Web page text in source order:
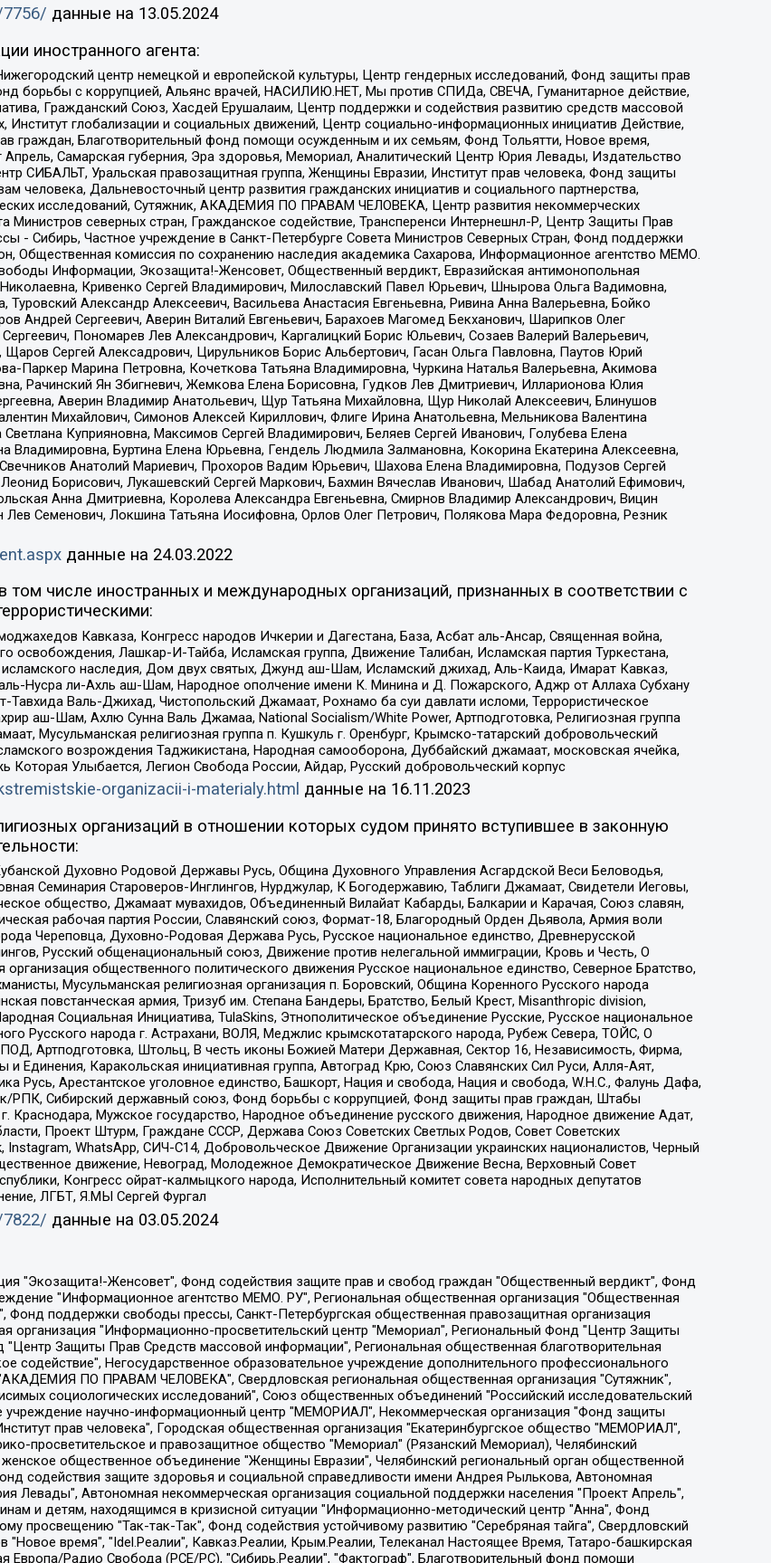
данные на 13.05.2024
иностранного агента:
центр немецкой и европейской культуры, Центр гендерных исследований, Фонд защиты прав
борьбы с коррупцией, Альянс врачей, НАСИЛИЮ.НЕТ, Мы против СПИДа, СВЕЧА, Гуманитарное действие,
Гражданский Союз, Хасдей Ерушалаим, Центр поддержки и содействия развитию средств массовой
глобализации и социальных движений, Центр социально-информационных инициатив Действие,
граждан, Благотворительный фонд помощи осужденным и их семьям, Фонд Тольятти, Новое время,
Апрель, Самарская губерния, Эра здоровья, Мемориал, Аналитический Центр Юрия Левады, Издательство
СИБАЛЬТ, Уральская правозащитная группа, Женщины Евразии, Институт прав человека, Фонд защиты
человека, Дальневосточный центр развития гражданских инициатив и социального партнерства,
исследований, Сутяжник, АКАДЕМИЯ ПО ПРАВАМ ЧЕЛОВЕКА, Центр развития некоммерческих
Министров северных стран, Гражданское содействие, Трансперенси Интернешнл-Р, Центр Защиты Прав
- Сибирь, Частное учреждение в Санкт-Петербурге Совета Министров Северных Стран, Фонд поддержки
Общественная комиссия по сохранению наследия академика Сахарова, Информационное агентство МЕМО.
Информации, Экозащита!-Женсовет, Общественный вердикт, Евразийская антимонопольная
Кривенко Сергей Владимирович, Милославский Павел Юрьевич, Шнырова Ольга Вадимовна,
Александр Алексеевич, Васильева Анастасия Евгеньевна, Ривина Анна Валерьевна, Бойко
Андрей Сергеевич, Аверин Виталий Евгеньевич, Барахоев Магомед Бекханович, Шарипков Олег
Пономарев Лев Александрович, Каргалицкий Борис Юльевич, Созаев Валерий Валерьевич,
Сергей Алексадрович, Цирульников Борис Альбертович, Гасан Ольга Павловна, Паутов Юрий
Паркер Марина Петровна, Кочеткова Татьяна Владимировна, Чуркина Наталья Валерьевна, Акимова
Рачинский Ян Збигневич, Жемкова Елена Борисовна, Гудков Лев Дмитриевич, Илларионова Юлия
Аверин Владимир Анатольевич, Щур Татьяна Михайловна, Щур Николай Алексеевич, Блинушов
Михайлович, Симонов Алексей Кириллович, Флиге Ирина Анатольевна, Мельникова Валентина
Куприяновна, Максимов Сергей Владимирович, Беляев Сергей Иванович, Голубева Елена
Владимировна, Буртина Елена Юрьевна, Гендель Людмила Залмановна, Кокорина Екатерина Алексеевна,
Анатолий Мариевич, Прохоров Вадим Юрьевич, Шахова Елена Владимировна, Подузов Сергей
Борисович, Лукашевский Сергей Маркович, Бахмин Вячеслав Иванович, Шабад Анатолий Ефимович,
Анна Дмитриевна, Королева Александра Евгеньевна, Смирнов Владимир Александрович, Вицин
Лев Семенович, Локшина Татьяна Иосифовна, Орлов Олег Петрович, Полякова Мара Федоровна, Резник
данные на 24.03.2022
числе иностранных и международных организаций, признанных в соответствии с
Кавказа, Конгресс народов Ичкерии и Дагестана, База, Асбат аль-Ансар, Священная война,
освобождения, Лашкар-И-Тайба, Исламская группа, Движение Талибан, Исламская партия Туркестана,
наследия, Дом двух святых, Джунд аш-Шам, Исламский джихад, Аль-Каида, Имарат Кавказ,
Нусра ли-Ахль аш-Шам, Народное ополчение имени К. Минина и Д. Пожарского, Аджр от Аллаха Субхану
Валь-Джихад, Чистопольский Джамаат, Рохнамо ба суи давлати исломи, Террористическое
аш-Шам, Ахлю Сунна Валь Джамаа, National Socialism/White Power, Артподготовка, Религиозная группа
Мусульманская религиозная группа п. Кушкуль г. Оренбург, Крымско-татарский добровольческий
возрождения Таджикистана, Народная самооборона, Дуббайский джамаат, московская ячейка,
Улыбается, Легион Свобода России, Айдар, Русский добровольческий корпус
organizacii-i-materialy.html данные на 16.11.2023
организаций в отношении которых судом принято вступившее в законную
Духовно Родовой Державы Русь, Община Духовного Управления Асгардской Веси Беловодья,
Семинария Староверов-Инглингов, Нурджулар, К Богодержавию, Таблиги Джамаат, Свидетели Иеговы,
общество, Джамаат мувахидов, Объединенный Вилайат Кабарды, Балкарии и Карачая, Союз славян,
рабочая партия России, Славянский союз, Формат-18, Благородный Орден Дьявола, Армия воли
Череповца, Духовно-Родовая Держава Русь, Русское национальное единство, Древнерусской
Русский общенациональный союз, Движение против нелегальной иммиграции, Кровь и Честь, О
общественного политического движения Русское национальное единство, Северное Братство,
Мусульманская религиозная организация п. Боровский, Община Коренного Русского народа
повстанческая армия, Тризуб им. Степана Бандеры, Братство, Белый Крест, Misanthropic division,
Социальная Инициатива, TulaSkins, Этнополитическое объединение Русские, Русское национальное
Русского народа г. Астрахани, ВОЛЯ, Меджлис крымскотатарского народа, Рубеж Севера, ТОЙС, О
Артподготовка, Штольц, В честь иконы Божией Матери Державная, Сектор 16, Независимость, Фирма,
Каракольская инициативная группа, Автоград Крю, Союз Славянских Сил Руси, Алля-Аят,
Русь, Арестантское уголовное единство, Башкорт, Нация и свобода, Нация и свобода, W.H.С., Фалунь Дафа,
РПК, Сибирский державный союз, Фонд борьбы с коррупцией, Фонд защиты прав граждан, Штабы
Краснодара, Мужское государство, Народное объединение русского движения, Народное движение Адат,
Проект Штурм, Граждане СССР, Держава Союз Советских Светлых Родов, Совет Советских
WhatsApp, СИЧ-С14, Добровольческое Движение Организации украинских националистов, Черный
движение, Невоград, Молодежное Демократическое Движение Весна, Верховный Совет
Конгресс ойрат-калмыцкого народа, Исполнительный комитет совета народных депутатов
ЛГБТ, Я.МЫ Сергей Фургал
данные на 03.05.2024
"Альянс врачей", Юридическое лицо, зарегистрированное в Латвийской Республике, SIA "Medusa Project" (регистрационный номер 40103797863, дата регистрации 10.06.2014), Некоммерческая организация "Фонд по борьбе с коррупцией", Автономная некоммерческая организация "Институт права и публичной политики", Баданин Роман Сергеевич, Гликин Максим Александрович, Железнова Мария Михайловна, Лукьянова Юлия Сергеевна, Маетная Елизавета Витальевна, Маняхин Петр Борисович, Чуракова Ольга Владимировна, Ярош Юлия Петровна, Юридическое лицо "The Insider SIA", зарегистрированное в Риге, Латвийская Республика (дата регистрации 26.06.2015), являющееся администратором доменного имени интернет-издания "The Insider SIA", https://theins.ru, Постернак Алексей Евгеньевич, Рубин Михаил Аркадьевич, Анин Роман Александрович, Юридическое лицо Istories fonds, зарегистрированное в Латвийской Республике (регистрационный номер 50008295751, дата регистрации 24.02.2020), Великовский Дмитрий Александрович, Долинина Ирина Николаевна, Мароховская Алеся Алексеевна, Шлейнов Роман Юрьевич, Шмагун Олеся Валентиновна, Общество с ограниченной ответственностью "Альтаир 2021", Общество с ограниченной ответственностью "Вега 2021", Общество с ограниченной ответственностью "Главный редактор 2021", Общество с ограниченной ответственностью "Ромашки монолит", Важенков Артем Валерьевич, Ивановская областная общественная организация "Центр гендерных исследований", Гурман Юрий Альбертович, Медиапроект "ОВД-Инфо", Егоров Владимир Владимирович, Жилинский Владимир Александрович, Общество с ограниченной ответственностью "ЗП", Иванова София Юрьевна, Карезина Инна Павловна, Кильтау Екатерина Викторовна, Петров Алексей Викторович, Пискунов Сергей Евгеньевич, Смирнов Сергей Сергеевич, Тихонов Михаил Сергеевич, Общество с ограниченной ответственностью "ЖУРНАЛИСТ-ИНОСТРАННЫЙ АГЕНТ", Арапова Галина Юрьевна, Вольтская Татьяна Анатольевна, Американская компания "Mason G.E.S. Anonymous Foundation" (США), являющаяся владельцем интернет-издания https://mnews.world/, Компания "Stichting Bellingcat", зарегистрированная в Нидерландах (дата регистрации 11.07.2018), Захаров Андрей Вячеславович, Клепиковская Екатерина Дмитриевна, Общество с ограниченной ответственностью "МЕМО", Перл Роман Александрович, Симонов Евгений Алексеевич, Соловьева Елена Анатольевна, Сотников Даниил Владимирович, Сурначева Елизавета Дмитриевна, Автономная некоммерческая организация по защите прав человека и информированию населения "Якутия – Наше Мнение", Общество с ограниченной ответственностью "Москоу диджитал медиа", с 26.01.2023 Общество с ограниченной ответственностью "Чайка Белые сады", Ветошкина Валерия Валерьевна, Заговора Максим Александрович, Межрегиональное общественное движение "Российская ЛГБТ - сеть", Оленичев Максим Владимирович, Павлов Иван Юрьевич, Скворцова Елена Сергеевна, Общество с ограниченной ответственностью "Как бы инагент", Кочетков Игорь Викторович, Общество с ограниченной ответственностью "Честные выборы", Еланчик Олег Александрович, Общество с ограниченной ответственностью "Нобелевский призыв", Гималова Регина Эмилевна, Григорьев Андрей Валерьевич, Григорьева Алина Александровна, Ассоциация по содействию защите прав призывников, альтернативнослужащих и военнослужащих "Правозащитная группа "Гражданин.Армия.Право", Хисамова Регина Фаритовна, Автономная некоммерческая организация по реализации социально-правовых программ "Лилит", Дальневосточное общественное движение "Маяк", Санкт-Петербургская ЛГБТ-инициативная группа "Выход", Инициативная группа ЛГБТ+ "Реверс", Алексеев Андрей Викторович, Бекбулатова Таисия Львовна, Беляев Иван Михайлович, Владыкина Елена Сергеевна, Гельман Марат Александрович, Никульшина Вероника Юрьевна, Толоконникова Надежда Андреевна, Шендерович Виктор Анатольевич, Общество с ограниченной ответственностью "Данное сообщение", Общество с ограниченной ответственностью Издательский дом "Новая глава", Айнбиндер Александра Александровна, Московский комьюнити-центр для ЛГБТ+инициатив, Благотворительный фонд развития филантропии, Deutsche Welle (Германия, Kurt-Schumacher-Strasse 3, 53113 Bonn), Борзунова Мария Михайловна, Воробьев Виктор Викторович, Голубева Анна Львовна, Константинова Алла Михайловна, Малкова Ирина Владимировна, Мурадов Мурад Абдулгалимович, Осетинская Елизавета Николаевна, Понасенков Евгений Николаевич, Ганапольский Матвей Юрьевич, Киселев Евгений Алексеевич, Борухович Ирина Григорьевна, Дремин Иван Тимофеевич, Дубровский Дмитрий Викторович, Красноярская региональная общественная организация поддержки и развития альтернативных образовательных технологий и межкультурных коммуникаций "ИНТЕРРА", Маяковская Екатерина Алексеевна, Фейгин Марк Захарович, Филимонов Андрей Викторович, Дзугкоева Регина Николаевна, Доброхотов Роман Александрович, Дудь Юрий Александрович, Елкин Сергей Владимирович, Кругликов Кирилл Игоревич, Сабунаева Мария Леонидовна, Семенов Алексей Владимирович, Шаинян Карен Багратович, Шульман Екатерина Михайловна, Асафьев Артур Валерьевич, Вахштайн Виктор Семенович, Венедиктов Алексей Алексеевич, Лушникова Екатерина Евгеньевна, Волков Леонид Михайлович, Невзоров Александр Глебович, Пархоменко Сергей Борисович, Сироткин Ярослав Николаевич, Кара-Мурза Владимир Владимирович, Баранова Наталья Владимировна, Гозман Леонид Яковлевич, Кагарлицкий Борис Юльевич, Климарев Михаил Валерьевич, Милов Владимир Станиславович, Автономная некоммерческая организация Краснодарский центр современного искусства "Типография", Моргенштерн Алишер Тагирович, Соболь Любовь Эдуардовна, Общество с ограниченной ответственностью "ЛИЗА НОРМ", Каспаров Гарри Кимович, Ходорковский Михаил Борисович, Общество с ограниченной ответственностью "Апрельские тезисы", Данилович Ирина Брониславовна, Кашин Олег Владимирович, Петров Николай Владимирович, Пивоваров Алексей Владимирович, Соколов Михаил Владимирович, Цветкова Юлия Владимировна, Чичваркин Евгений Александрович, Комитет против пыток/Команда против пыток, Общество с ограниченной ответственностью "Первый научный", Общество с ограниченной ответственностью "Вертолет и ко", Белоцерковская Вероника Борисовна, Кац Максим Евгеньевич, Лазарева Татьяна Юрьевна, Шаведдинов Руслан Табризович, Яшин Илья Валерьевич, Общество с ограниченной ответственностью "Иноагент ААВ", Алешковский Дмитрий Петрович, Альбац Евгения Марковна, Быков Дмитрий Львович, Галямина Юлия Евгеньевна, Лойко Сергей Леонидович, Мартынов Кирилл Константинович, Медведев Сергей Александрович, Крашенинников Федор Геннадиевич, Гордеева Катерина Вл